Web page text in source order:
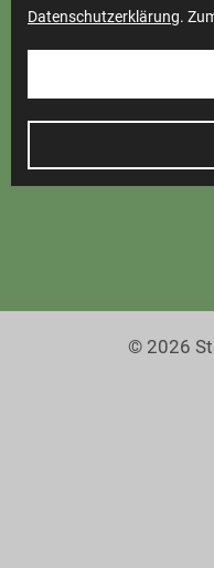
Datenschutzerklärung.
Datenschutz
Cookie
© 2026